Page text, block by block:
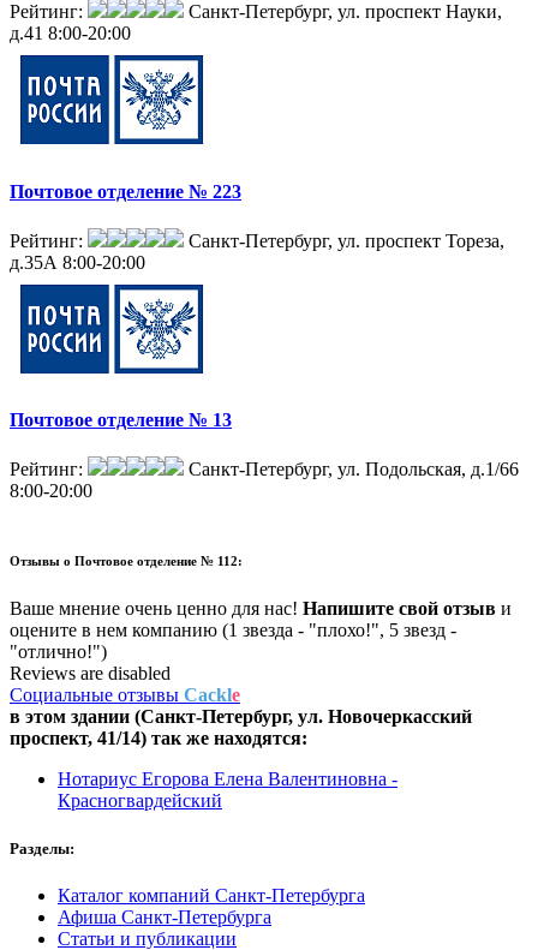
Рейтинг:
Санкт-Петербург, ул. проспект Науки,
д.41 8:00-20:00
Почтовое отделение № 223
Рейтинг:
Санкт-Петербург, ул. проспект Тореза,
д.35А 8:00-20:00
Почтовое отделение № 13
Рейтинг:
Санкт-Петербург, ул. Подольская, д.1/66
8:00-20:00
Отзывы о Почтовое отделение № 112:
Ваше мнение очень ценно для нас! Напишите свой отзыв и
оцените в нем компанию (1 звезда - "плохо!", 5 звезд -
"отлично!")
Reviews are disabled
Социальные отзывы Cackle
в этом здании (Санкт-Петербург, ул. Новочеркасский
проспект, 41/14) так же находятся:
Нотариус Егорова Елена Валентиновна -
Красногвардейский
Разделы:
Каталог компаний Санкт-Петербурга
Афиша Санкт-Петербурга
Статьи и публикации